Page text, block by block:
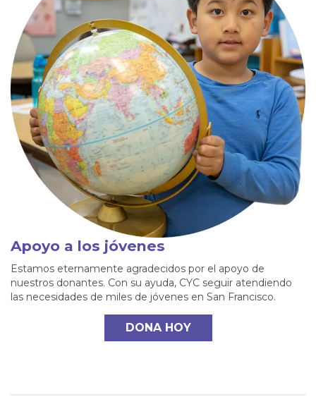
Apoyo a los jóvenes
Estamos eternamente agradecidos por el apoyo de
nuestros donantes. Con su ayuda, CYC seguir atendiendo
las necesidades de miles de jóvenes en San Francisco.
DONA HOY